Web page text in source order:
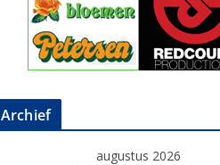
Archief
augustus 2026